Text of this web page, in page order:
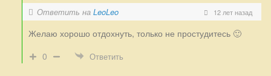
Ответить на LeoLeo 12 лет назад
Желаю хорошо отдохнуть, только не простудитесь 🙂
0
Ответить